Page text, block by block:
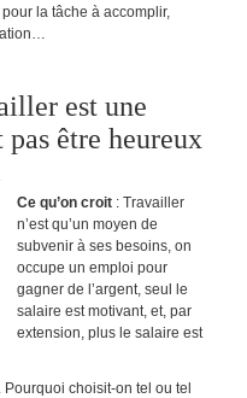
la tâche à accomplir,
est une
être heureux
Ce qu’on croit: Travailler
n’est qu’un moyen de
subvenir à ses besoins, on
occupe un emploi pour
gagner de l’argent, seul le
salaire est motivant, et, par
extension, plus le salaire est
choisit-on tel ou tel